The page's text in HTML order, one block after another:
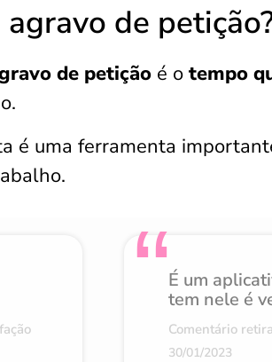
de
de petição é o tempo
é uma ferramenta
É um
tem nele é
Comentário
30/01/2023